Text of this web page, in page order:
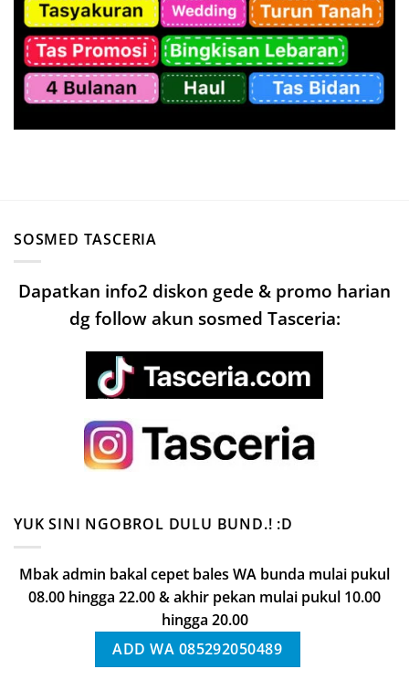
SOSMED TASCERIA
Dapatkan info2 diskon gede & promo harian
dg follow akun sosmed Tasceria:
YUK SINI NGOBROL DULU BUND.! :D
Mbak admin bakal cepet bales WA bunda mulai pukul
08.00 hingga 22.00 & akhir pekan mulai pukul 10.00
hingga 20.00
ADD WA 085292050489